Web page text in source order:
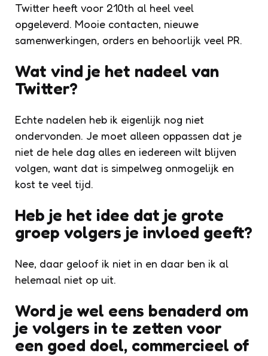
Twitter heeft voor 210th al heel veel
opgeleverd. Mooie contacten, nieuwe
samenwerkingen, orders en behoorlijk veel PR.
Wat vind je het nadeel van
Twitter?
Echte nadelen heb ik eigenlijk nog niet
ondervonden. Je moet alleen oppassen dat je
niet de hele dag alles en iedereen wilt blijven
volgen, want dat is simpelweg onmogelijk en
kost te veel tijd.
Heb je het idee dat je grote
groep volgers je invloed geeft?
Nee, daar geloof ik niet in en daar ben ik al
helemaal niet op uit.
Word je wel eens benaderd om
je volgers in te zetten voor
een goed doel, commercieel of